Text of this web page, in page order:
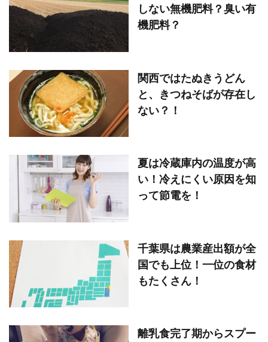
しない無機肥料？臭い有
機肥料？
関西ではたぬきうどん
と、きつねそばが存在し
ない？！
夏は冷蔵庫内の温度が高
い！冷えにくい原因を知
って節電を！
千葉県は農業産出額が全
国でも上位！一位の食材
もたくさん！
離乳食完了期からスプー